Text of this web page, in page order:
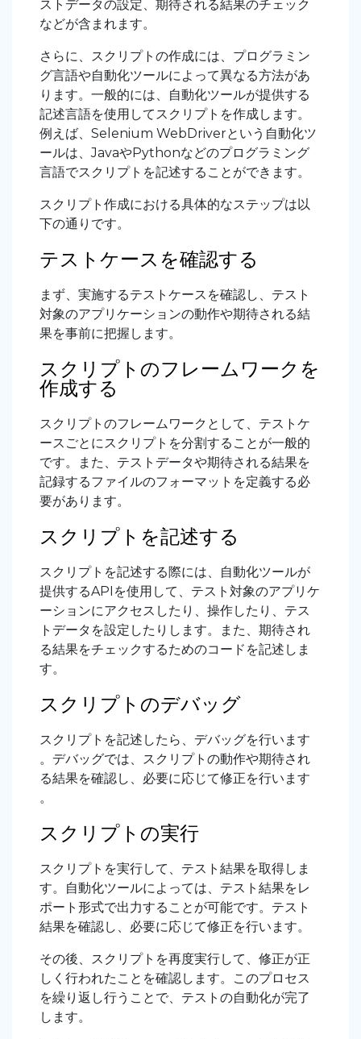
ストデータの設定、期待される結果のチェック
などが含まれます。
さらに、スクリプトの作成には、プログラミン
グ言語や自動化ツールによって異なる方法があ
ります。一般的には、自動化ツールが提供する
記述言語を使用してスクリプトを作成します。
例えば、Selenium WebDriverという自動化ツ
ールは、JavaやPythonなどのプログラミング
言語でスクリプトを記述することができます。
スクリプト作成における具体的なステップは以
下の通りです。
テストケースを確認する
まず、実施するテストケースを確認し、テスト
対象のアプリケーションの動作や期待される結
果を事前に把握します。
スクリプトのフレームワークを
作成する
スクリプトのフレームワークとして、テストケ
ースごとにスクリプトを分割することが一般的
です。また、テストデータや期待される結果を
記録するファイルのフォーマットを定義する必
要があります。
スクリプトを記述する
スクリプトを記述する際には、自動化ツールが
提供するAPIを使用して、テスト対象のアプリケ
ーションにアクセスしたり、操作したり、テス
トデータを設定したりします。また、期待され
る結果をチェックするためのコードを記述しま
す。
スクリプトのデバッグ
スクリプトを記述したら、デバッグを行います
。デバッグでは、スクリプトの動作や期待され
る結果を確認し、必要に応じて修正を行います
。
スクリプトの実行
スクリプトを実行して、テスト結果を取得しま
す。自動化ツールによっては、テスト結果をレ
ポート形式で出力することが可能です。テスト
結果を確認し、必要に応じて修正を行います。
その後、スクリプトを再度実行して、修正が正
しく行われたことを確認します。このプロセス
を繰り返し行うことで、テストの自動化が完了
します。